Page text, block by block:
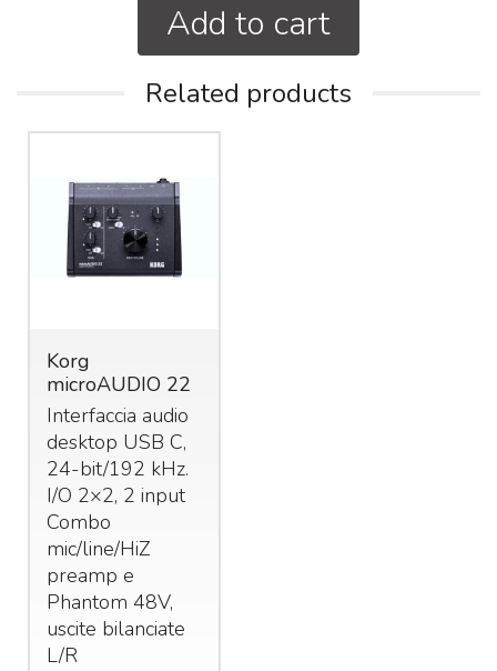
Add to cart
Related products
Korg
microAUDIO 22
Interfaccia audio
desktop USB C,
24-bit/192 kHz.
I/O 2×2, 2 input
Combo
mic/line/HiZ
preamp e
Phantom 48V,
uscite bilanciate
L/R